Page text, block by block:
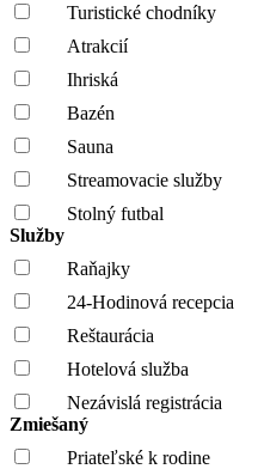
Turistické chodníky
Atrakcií
Ihriská
Bazén
Sauna
Streamovacie služby
Stolný futbal
Služby
Raňajky
24-Hodinová recepcia
Reštaurácia
Hotelová služba
Nezávislá registrácia
Zmiešaný
Priateľské k rodine